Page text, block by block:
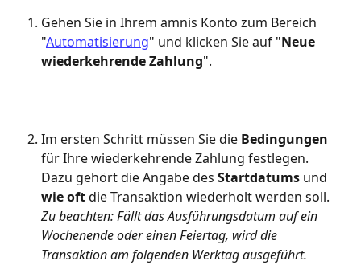
Gehen Sie in Ihrem amnis Konto zum Bereich
"Automatisierung" und klicken Sie auf "Neue
wiederkehrende Zahlung".
Im ersten Schritt müssen Sie die Bedingungen
für Ihre wiederkehrende Zahlung festlegen.
Dazu gehört die Angabe des Startdatums und
wie oft die Transaktion wiederholt werden soll.
Zu beachten: Fällt das Ausführungsdatum auf ein
Wochenende oder einen Feiertag, wird die
Transaktion am folgenden Werktag ausgeführt.